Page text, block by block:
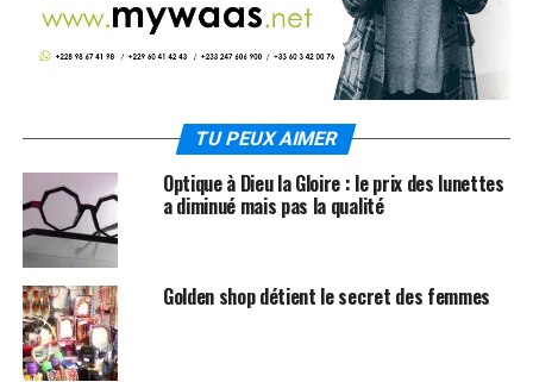
TU PEUX AIMER
Optique à Dieu la Gloire : le prix des lunettes
a diminué mais pas la qualité
Golden shop détient le secret des femmes